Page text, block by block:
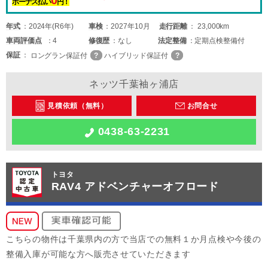
年式 2024年(R6年) 車検 2027年10月 走行距離
23,000km
車両評価点 4 修復歴 なし 法定整備
定期点検整備付
保証
ロングラン保証付 ハイブリッド保証付
ネッツ千葉袖ヶ浦店
見積依頼（無料） お問合せ
0438-63-2231
トヨタ
RAV4 アドベンチャーオフロード
こちらの物件は千葉県内の方で当店での無料１か月点検や今後の
整備入庫が可能な方へ販売させていただきます